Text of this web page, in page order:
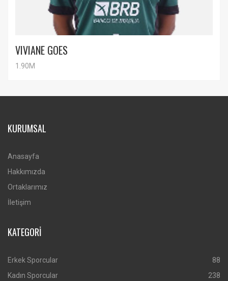
VIVIANE GOES
1.90M
KURUMSAL
Anasayfa
Hakkımızda
Ortaklarımız
İletişim
KATEGORİ
Erkek Sporcular
88
Kadın Sporcular
238